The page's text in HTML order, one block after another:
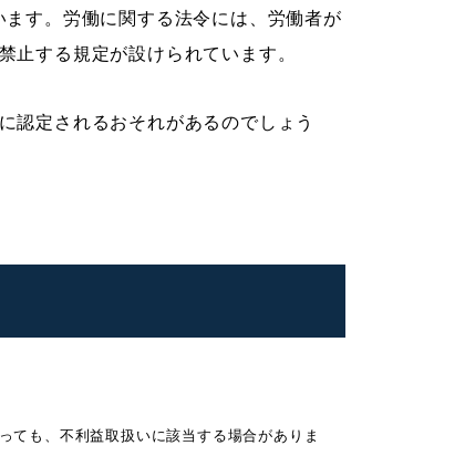
ます。労働に関する法令には、労働者が
止する規定が設けられています。
認定されるおそれがあるのでしょう
ても、不利益取扱いに該当する場合がありま